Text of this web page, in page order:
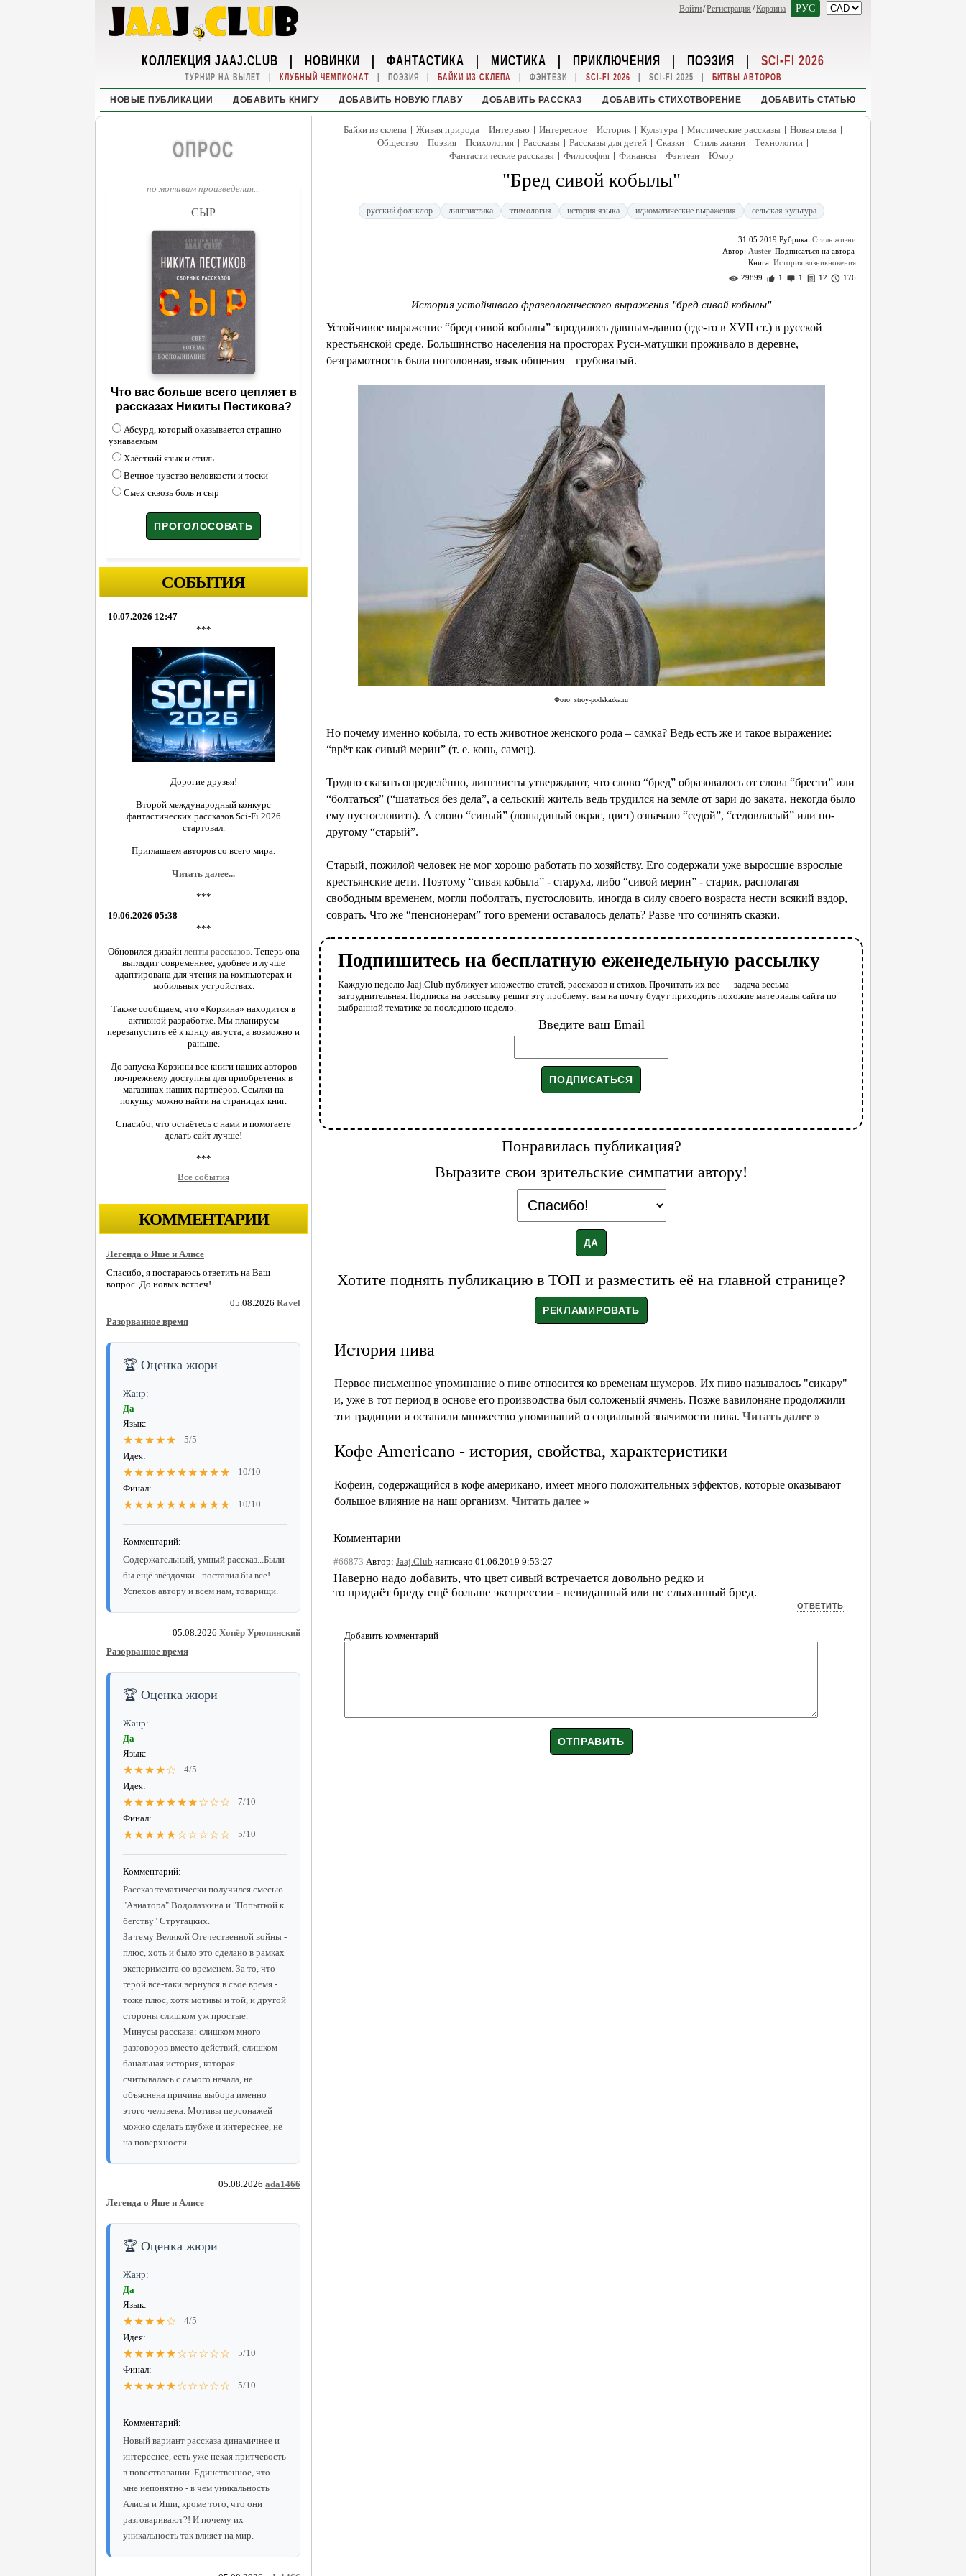
Войти/Регистрация /Корзина РУС
КОЛЛЕКЦИЯ JAAJ.CLUB | НОВИНКИ | ФАНТАСТИКА | МИСТИКА | ПРИКЛЮЧЕНИЯ | ПОЭЗИЯ | SCI-FI 2026
ТУРНИР НА ВЫЛЕТ | КЛУБНЫЙ ЧЕМПИОНАТ | ПОЭЗИЯ | БАЙКИ ИЗ СКЛЕПА | ФЭНТЕЗИ | SCI-FI 2026 | SCI-FI 2025 | БИТВЫ АВТОРОВ
НОВЫЕ ПУБЛИКАЦИИ ДОБАВИТЬ КНИГУ ДОБАВИТЬ НОВУЮ ГЛАВУ ДОБАВИТЬ РАССКАЗ ДОБАВИТЬ СТИХОТВОРЕНИЕ ДОБАВИТЬ СТАТЬЮ
ОПРОС
по мотивам произведения...
СЫР
Что вас больше всего цепляет в
рассказах Никиты Пестикова?
Абсурд, который оказывается страшно
узнаваемым
Хлёсткий язык и стиль
Вечное чувство неловкости и тоски
Смех сквозь боль и сыр
СОБЫТИЯ
10.07.2026 12:47
***
Дорогие друзья!
Второй международный конкурс
фантастических рассказов Sci-Fi 2026
стартовал.
Приглашаем авторов со всего мира.
Читать далее...
***
19.06.2026 05:38
***
Обновился дизайн ленты рассказов. Теперь она
выглядит современнее, удобнее и лучше
адаптирована для чтения на компьютерах и
мобильных устройствах.
Также сообщаем, что «Корзина» находится в
активной разработке. Мы планируем
перезапустить её к концу августа, а возможно и
раньше.
До запуска Корзины все книги наших авторов
по-прежнему доступны для приобретения в
магазинах наших партнёров. Ссылки на
покупку можно найти на страницах книг.
Спасибо, что остаётесь с нами и помогаете
делать сайт лучше!
***
Все события
КОММЕНТАРИИ
Легенда о Яше и Алисе
Спасибо, я постараюсь ответить на Ваш
вопрос. До новых встреч!
05.08.2026 Ravel
Разорванное время
🏆 Оценка жюри
Жанр:
Да
Язык:
★★★★★
5/5
Идея:
★★★★★★★★★★
10/10
Финал:
★★★★★★★★★★ 10/10
Комментарий:
Содержательный, умный рассказ...Были
бы ещё звёздочки - поставил бы все!
Успехов автору и всем нам, товарищи.
05.08.2026 Хопёр Урюпинский
Разорванное время
🏆 Оценка жюри
Жанр:
Да
Язык:
★★★★☆
4/5
Идея:
★★★★★★★☆☆☆
7/10
Финал:
★★★★★☆☆☆☆☆ 5/10
Комментарий:
Рассказ тематически получился смесью
"Авиатора" Водолазкина и "Попыткой к
бегству" Стругацких.
За тему Великой Отечественной войны -
плюс, хоть и было это сделано в рамках
эксперимента со временем. За то, что
герой все-таки вернулся в свое время -
тоже плюс, хотя мотивы и той, и другой
стороны слишком уж простые.
Минусы рассказа: слишком много
разговоров вместо действий, слишком
банальная история, которая
считывалась с самого начала, не
объяснена причина выбора именно
этого человека. Мотивы персонажей
можно сделать глубже и интереснее, не
на поверхности.
05.08.2026 ada1466
Легенда о Яше и Алисе
🏆 Оценка жюри
Жанр:
Да
Язык:
★★★★☆
4/5
Идея:
★★★★★☆☆☆☆☆
5/10
Финал:
★★★★★☆☆☆☆☆ 5/10
Комментарий:
Новый вариант рассказа динамичнее и
интереснее, есть уже некая притчевость
в повествовании. Единственное, что
мне непонятно - в чем уникальность
Алисы и Яши, кроме того, что они
разговаривают?! И почему их
уникальность так влияет на мир.
Байки из склепа | Живая природа | Интервью | Интересное | История | Культура | Мистические рассказы | Новая глава |
Общество | Поэзия | Психология | Рассказы | Рассказы для детей | Сказки | Стиль жизни | Технологии |
Фантастические рассказы | Философия | Финансы | Фэнтези | Юмор
"Бред сивой кобылы"
русский фольклор лингвистика этимология история языка идиоматические выражения сельская культура
31.05.2019 Рубрика: Стиль жизни
Автор: Auster
Книга: История возникновения
29899
1 1 12 176
История устойчивого фразеологического выражения "бред сивой кобылы"
Устойчивое выражение “бред сивой кобылы” зародилось давным-давно (где-то в XVII ст.) в русской
крестьянской среде. Большинство населения на просторах Руси-матушки проживало в деревне,
безграмотность была поголовная, язык общения – грубоватый.
Фото: stroy-podskazka.ru
Но почему именно кобыла, то есть животное женского рода – самка? Ведь есть же и такое выражение:
“врёт как сивый мерин” (т. е. конь, самец).
Трудно сказать определённо, лингвисты утверждают, что слово “бред” образовалось от слова “брести” или
“болтаться” (“шататься без дела”, а сельский житель ведь трудился на земле от зари до заката, некогда было
ему пустословить). А слово “сивый” (лошадиный окрас, цвет) означало “седой”, “седовласый” или по-
другому “старый”.
Старый, пожилой человек не мог хорошо работать по хозяйству. Его содержали уже выросшие взрослые
крестьянские дети. Поэтому “сивая кобыла” - старуха, либо “сивой мерин” - старик, располагая
свободным временем, могли поболтать, пустословить, иногда в силу своего возраста нести всякий вздор,
соврать. Что же “пенсионерам” того времени оставалось делать? Разве что сочинять сказки.
Подпишитесь на бесплатную еженедельную рассылку
Каждую неделю Jaaj.Club публикует множество статей, рассказов и стихов. Прочитать их все — задача весьма
затруднительная. Подписка на рассылку решит эту проблему: вам на почту будут приходить похожие материалы сайта по
выбранной тематике за последнюю неделю.
Введите ваш Email
Понравилась публикация?
Выразите свои зрительские симпатии автору!
Хотите поднять публикацию в ТОП и разместить её на главной странице?
История пива
Первое письменное упоминание о пиве относится ко временам шумеров. Их пиво называлось "сикару"
и, уже в тот период в основе его производства был соложеный ячмень. Позже вавилоняне продолжили
эти традиции и оставили множество упоминаний о социальной значимости пива. Читать далее »
Кофе Americano - история, свойства, характеристики
Кофеин, содержащийся в кофе американо, имеет много положительных эффектов, которые оказывают
большое влияние на наш организм. Читать далее »
Комментарии
#66873 Автор: Jaaj.Club написано 01.06.2019 9:53:27
Наверно надо добавить, что цвет сивый встречается довольно редко и
то придаёт бреду ещё больше экспрессии - невиданный или не слыханный бред.
Добавить комментарий